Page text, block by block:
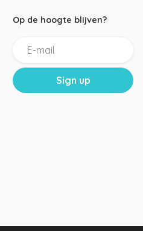
Op de hoogte blijven?